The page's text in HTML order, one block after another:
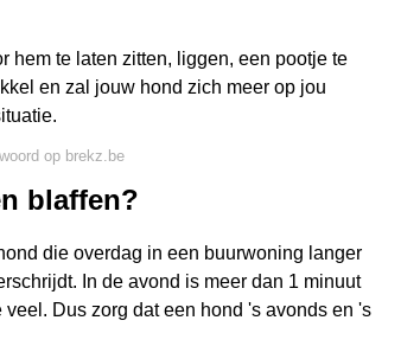
hem te laten zitten, liggen, een pootje te
en zal jouw hond zich meer op jou
op brekz.be
blaffen?
die overdag in een buurwoning langer
In de avond is meer dan 1 minuut
Dus zorg dat een hond 's avonds en 's